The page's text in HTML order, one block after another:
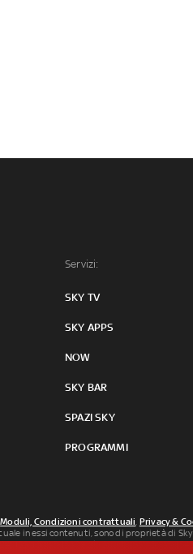
Servizi:
SKY TV
SKY APPS
NOW
SKY BAR
SPAZI SKY
PROGRAMMI
Moduli, Condizioni contrattuali, Privacy &
in essi contenuti, sono di proprietà di Sky
ISSN 3035-1537 e SkySport: ISSN 3035-